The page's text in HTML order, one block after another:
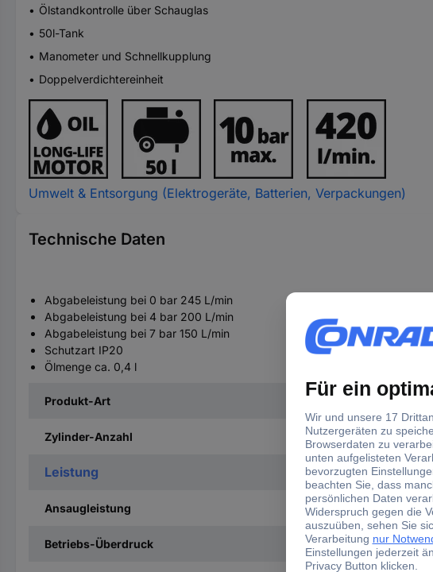
Ölstandkontrolle über Schauglas
50l-Tank
Manometer und Schnellkupplung
Doppelverdichtereinheit
Umwelt & Entsorgung (Elektrogeräte, Batterien, Verpackungen)
Technische Daten
Abgabeleistung bei 0 bar 245 L/min
Abgabeleistung bei 4 bar 200 L/min
Abgabeleistung bei 7 bar 150 L/min
Schutzart IP20
Ölmenge ca. 0,4 l
Produkt-Art
Zylinder-Anzahl
Leistung
Ansaugleistung
Betriebs-Überdruck